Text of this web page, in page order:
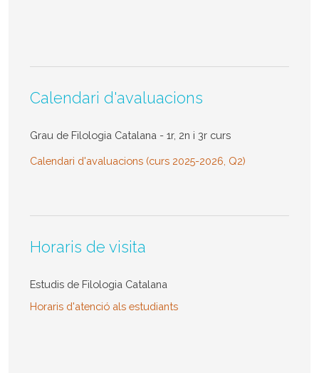
Calendari d'avaluacions
Grau de Filologia Catalana - 1r, 2n i 3r curs
Calendari d'avaluacions (curs 2025-2026, Q2)
Horaris de visita
Estudis de Filologia Catalana
Horaris d'atenció als estudiants